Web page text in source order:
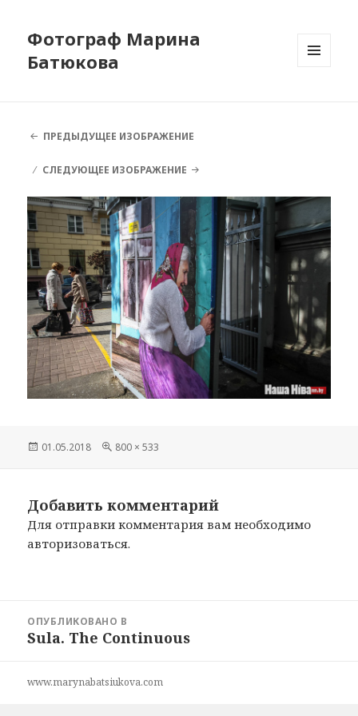
Фотограф Марина
Батюкова
ПРЕДЫДУЩЕЕ ИЗОБРАЖЕНИЕ
СЛЕДУЮЩЕЕ ИЗОБРАЖЕНИЕ
Опубликовано
01.05.2018
Полный
800 × 533
Добавить комментарий
Для отправки комментария вам необходимо
авторизоваться.
записям
ОПУБЛИКОВАНО В
Sula. The Continuous
www.marynabatsiukova.com